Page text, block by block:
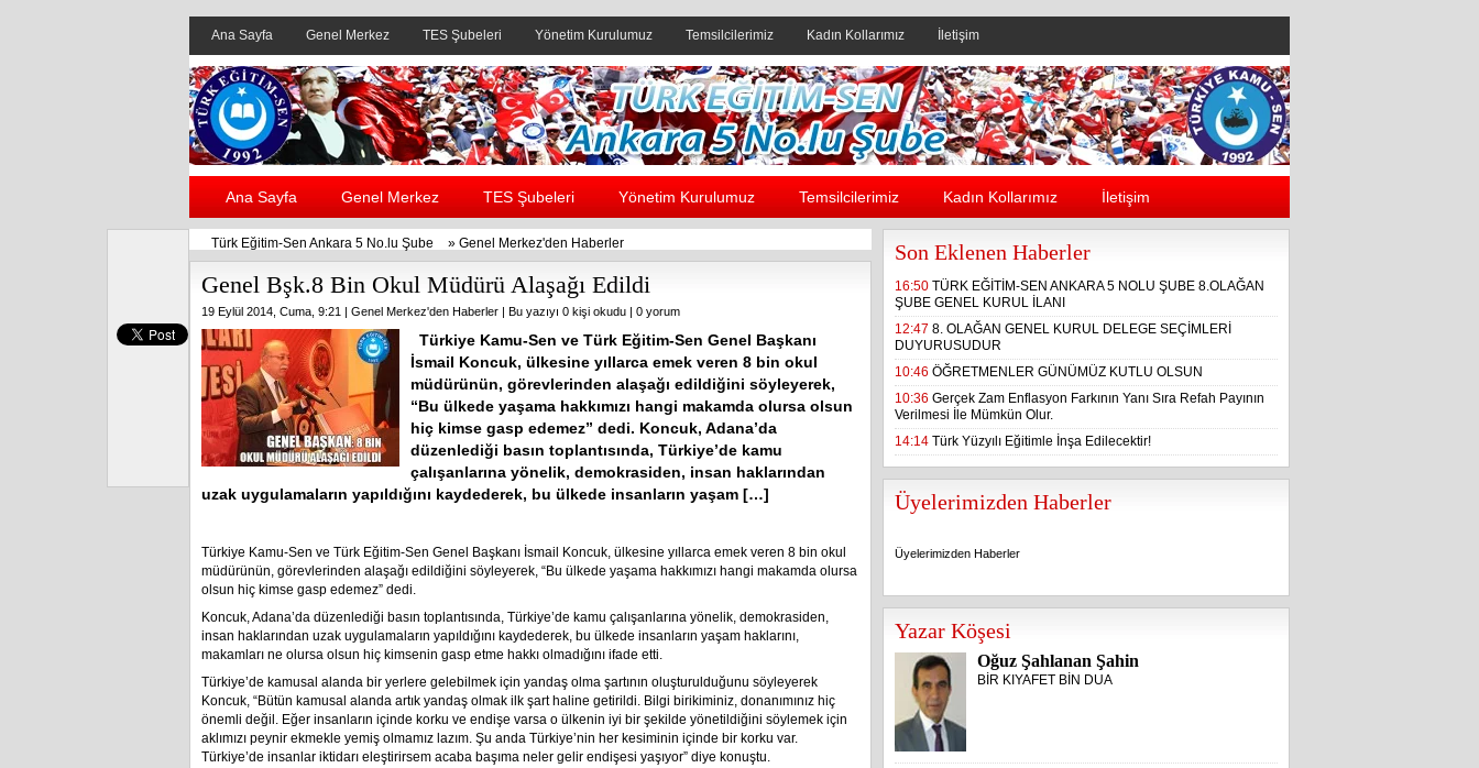
Ana Sayfa Genel Merkez TES Şubeleri Yönetim Kurulumuz Temsilcilerimiz Kadın Kollarımız İletişim
Header yanı reklam alanı
Ana Sayfa Genel Merkez TES Şubeleri Yönetim Kurulumuz Temsilcilerimiz Kadın Kollarımız İletişim
Türk Eğitim-Sen Ankara 5 No.lu Şube » Genel Merkez'den Haberler
Genel Bşk.8 Bin Okul Müdürü Alaşağı Edildi
19 Eylül 2014, Cuma, 9:21 | Genel Merkez'den Haberler | Bu yazıyı 0 kişi okudu | 0 yorum
Türkiye Kamu-Sen ve Türk Eğitim-Sen Genel Başkanı
İsmail Koncuk, ülkesine yıllarca emek veren 8 bin okul
müdürünün, görevlerinden alaşağı edildiğini söyleyerek,
“Bu ülkede yaşama hakkımızı hangi makamda olursa olsun
hiç kimse gasp edemez” dedi. Koncuk, Adana’da
düzenlediği basın toplantısında, Türkiye’de kamu
çalışanlarına yönelik, demokrasiden, insan haklarından
uzak uygulamaların yapıldığını kaydederek, bu ülkede insanların yaşam […]
Türkiye Kamu-Sen ve Türk Eğitim-Sen Genel Başkanı İsmail Koncuk, ülkesine yıllarca emek veren 8 bin okul
müdürünün, görevlerinden alaşağı edildiğini söyleyerek, “Bu ülkede yaşama hakkımızı hangi makamda olursa
olsun hiç kimse gasp edemez” dedi.
Koncuk, Adana’da düzenlediği basın toplantısında, Türkiye’de kamu çalışanlarına yönelik, demokrasiden,
insan haklarından uzak uygulamaların yapıldığını kaydederek, bu ülkede insanların yaşam haklarını,
makamları ne olursa olsun hiç kimsenin gasp etme hakkı olmadığını ifade etti.
Türkiye’de kamusal alanda bir yerlere gelebilmek için yandaş olma şartının oluşturulduğunu söyleyerek
Koncuk, “Bütün kamusal alanda artık yandaş olmak ilk şart haline getirildi. Bilgi birikiminiz, donanımınız hiç
önemli değil. Eğer insanların içinde korku ve endişe varsa o ülkenin iyi bir şekilde yönetildiğini söylemek için
aklımızı peynir ekmekle yemiş olmamız lazım. Şu anda Türkiye’nin her kesiminin içinde bir korku var.
Türkiye’de insanlar iktidarı eleştirirsem acaba başıma neler gelir endişesi yaşıyor” diye konuştu.
Son Eklenen Haberler
16:50 TÜRK EĞİTİM-SEN ANKARA 5 NOLU ŞUBE 8.OLAĞAN
ŞUBE GENEL KURUL İLANI
12:47 8. OLAĞAN GENEL KURUL DELEGE SEÇİMLERİ
DUYURUSUDUR
10:46 ÖĞRETMENLER GÜNÜMÜZ KUTLU OLSUN
10:36 Gerçek Zam Enflasyon Farkının Yanı Sıra Refah Payının
Verilmesi İle Mümkün Olur.
14:14 Türk Yüzyılı Eğitimle İnşa Edilecektir!
Üyelerimizden Haberler
Üyelerimizden Haberler
Yazar Köşesi
Oğuz Şahlanan Şahin
BİR KIYAFET BİN DUA